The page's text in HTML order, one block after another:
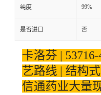
纯度 99%
是否进口 否
卡洛芬 |
艺路线 | 结构
信通药业大量